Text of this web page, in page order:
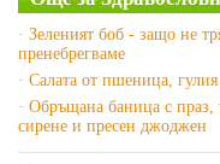
· Зеленият боб - защо не
пренебрегваме
· Салата от пшеница,
· Обръщана баница с праз,
сирене и пресен джоджен